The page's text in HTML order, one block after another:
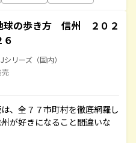
の歩き方 信州 ２０２
リーズ（国内）
売
、全７７市町村を徹底網羅し
が好きになること間違いな